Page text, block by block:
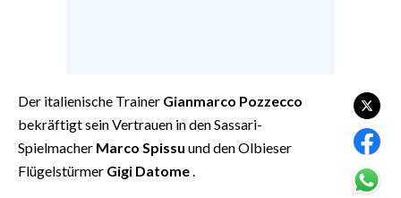
FOTO
VIDEO
Der italienische Trainer Gianmarco Pozzecco
bekräftigt sein Vertrauen in den Sassari-
Spielmacher Marco Spissu und den Olbieser
Flügelstürmer Gigi Datome